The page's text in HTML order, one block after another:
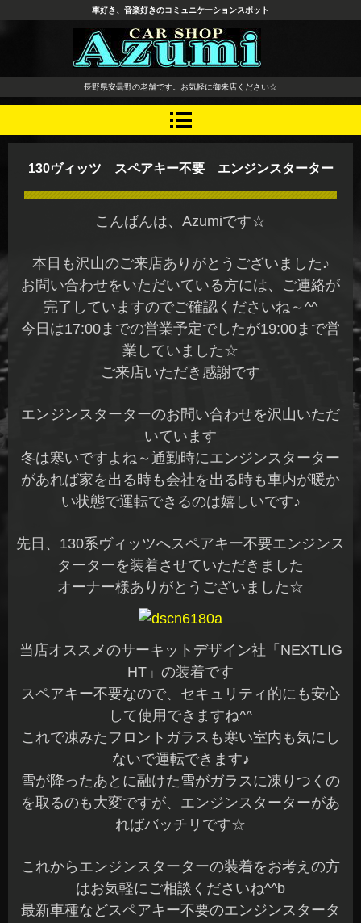
長野県 安曇野市 タイヤ ホ
イール デッドニング カーオ
ーディオ レカロシート
車好き、音楽好きのコミュニケーションスポット
長野県安曇野の老舗です。お気軽に御来店ください☆
130ヴィッツ スペアキー不要 エンジンスターター
こんばんは、Azumiです☆
本日も沢山のご来店ありがとうございました♪
お問い合わせをいただいている方には、ご連絡が
完了していますのでご確認くださいね～^^
今日は17:00までの営業予定でしたが19:00まで営
業していました☆
ご来店いただき感謝です
エンジンスターターのお問い合わせを沢山いただ
いています
冬は寒いですよね～通勤時にエンジンスターター
があれば家を出る時も会社を出る時も車内が暖か
い状態で運転できるのは嬉しいです♪
先日、130系ヴィッツへスペアキー不要エンジンス
ターターを装着させていただきました
オーナー様ありがとうございました☆
当店オススメのサーキットデザイン社「NEXTLIG
HT」の装着です
スペアキー不要なので、セキュリティ的にも安心
して使用できますね^^
これで凍みたフロントガラスも寒い室内も気にし
ないで運転できます♪
雪が降ったあとに融けた雪がガラスに凍りつくの
を取るのも大変ですが、エンジンスターターがあ
ればバッチリです☆
これからエンジンスターターの装着をお考えの方
はお気軽にご相談くださいね^^b
最新車種などスペアキー不要のエンジンスタータ